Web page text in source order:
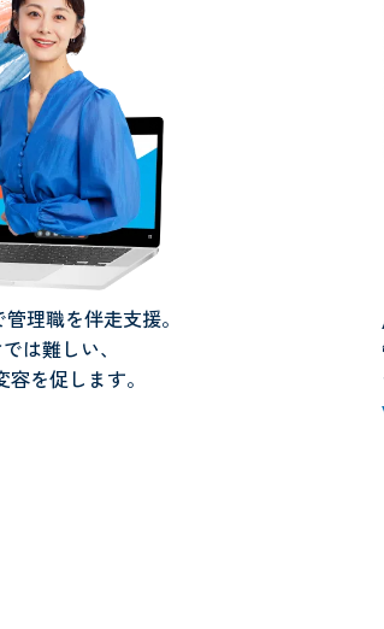
理職を伴走支援。
は難しい、
を促します。